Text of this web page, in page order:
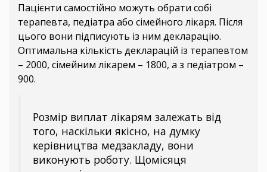
Пацієнти самостійно можуть обрати собі
терапевта, педіатра або сімейного лікаря. Після
цього вони підписують із ним декларацію.
Оптимальна кількість декларацій із терапевтом
– 2000, сімейним лікарем – 1800, а з педіатром –
900.
Розмір виплат лікарям залежать від
того, наскільки якісно, на думку
керівництва медзакладу, вони
виконують роботу. Щомісяця